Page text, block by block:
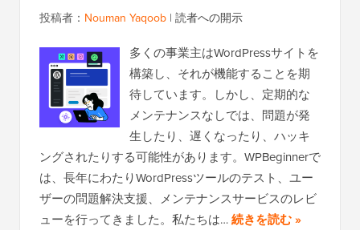
投稿者： Nouman Yaqoob | 読者への開示
多くの事業主はWordPressサイトを
構築し、それが機能することを期
待しています。しかし、定期的な
メンテナンスなしでは、問題が発
生したり、遅くなったり、ハッキ
ングされたりする可能性があります。WPBeginnerで
は、長年にわたりWordPressツールのテスト、ユー
ザーの問題解決支援、メンテナンスサービスのレビ
ューを行ってきました。私たちは…続きを読む »